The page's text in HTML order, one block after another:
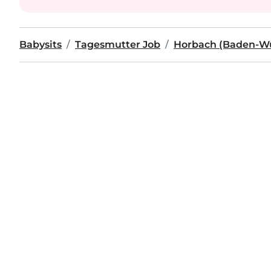
Babysits Tagesmutter Job Horbach (Baden-